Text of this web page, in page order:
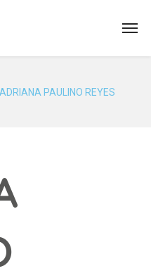
ADRIANA PAULINO REYES